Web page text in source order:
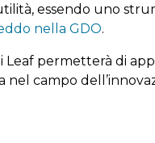
essendo uno
nella GDO.
Leaf permetterà di
nel campo